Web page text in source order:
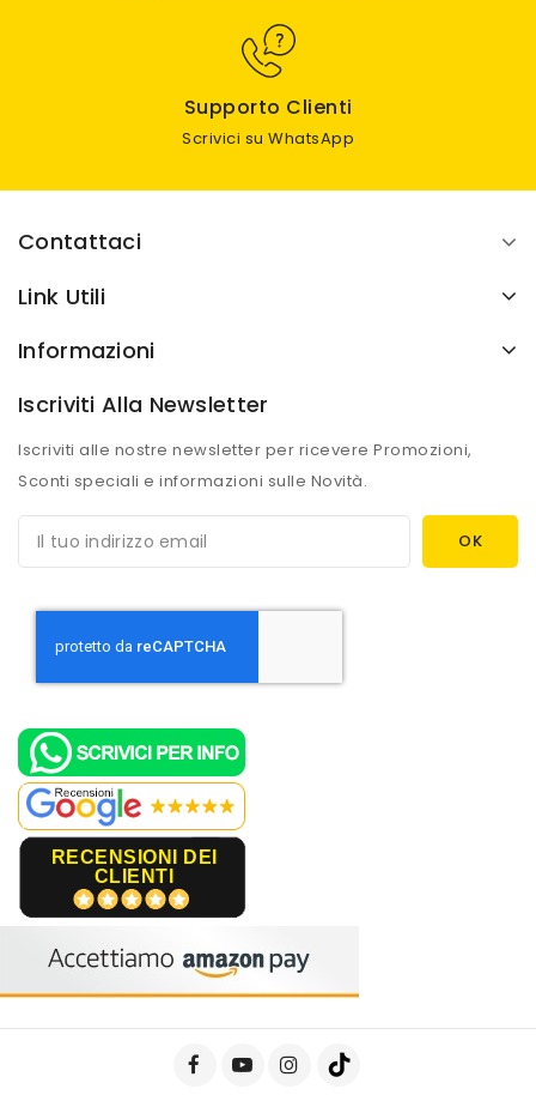
Supporto Clienti
Scrivici su WhatsApp
Contattaci
Link Utili
Informazioni
Iscriviti Alla Newsletter
Iscriviti alle nostre newsletter per ricevere Promozioni,
Sconti speciali e informazioni sulle Novità.
RECENSIONI DEI
CLIENTI